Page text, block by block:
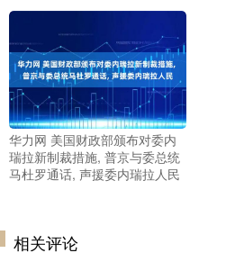
华力网 美国财政部颁布对委内
瑞拉新制裁措施, 普京与委总统
马杜罗通话, 声援委内瑞拉人民
相关评论